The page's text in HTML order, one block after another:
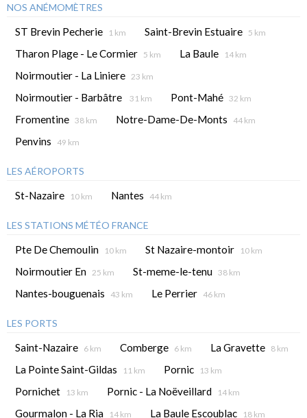
NOS ANÉMOMÈTRES
ST Brevin Pecherie 1 km Saint-Brevin Estuaire 5 km
Tharon Plage - Le Cormier 5 km La Baule 14 km
Noirmoutier - La Liniere 23 km
Noirmoutier - Barbâtre 31 km Pont-Mahé 32 km
Fromentine 38 km Notre-Dame-De-Monts 44 km
Penvins 49 km
LES AÉROPORTS
St-Nazaire 10 km Nantes 44 km
LES STATIONS MÉTÉO FRANCE
Pte De Chemoulin 10 km St Nazaire-montoir 10 km
Noirmoutier En 25 km St-meme-le-tenu 38 km
Nantes-bouguenais 43 km Le Perrier 46 km
LES PORTS
Saint-Nazaire 6 km Comberge 6 km La Gravette 8 km
La Pointe Saint-Gildas 11 km Pornic 13 km
Pornichet 13 km Pornic - La Noëveillard 14 km
Gourmalon - La Ria 14 km La Baule Escoublac 18 km